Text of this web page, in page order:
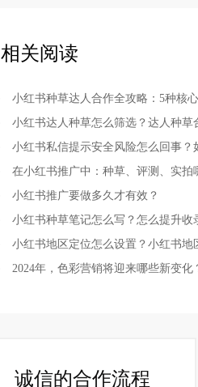
相关阅读
小红书种草达人合作全攻略：5种核
小红书达人种草怎么筛选？达人种草
小红书私信提示安全风险怎么回事？
在小红书推广中：种草、评测、实拍
小红书推广要做多久才有效？
小红书种草笔记怎么写？怎么提升收
小红书地区定位怎么设置？小红书地
2024年，色彩营销将迎来哪些新变化
诚信的合作流程